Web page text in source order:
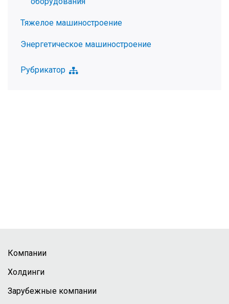
Тяжелое машиностроение
Энергетическое машиностроение
Рубрикатор
Компании
Холдинги
Зарубежные компании